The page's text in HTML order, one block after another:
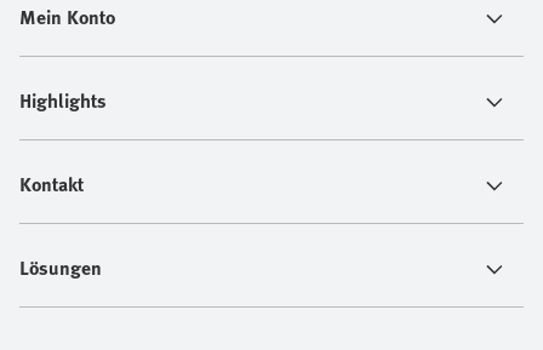
Mein Konto
Highlights
Kontakt
Lösungen